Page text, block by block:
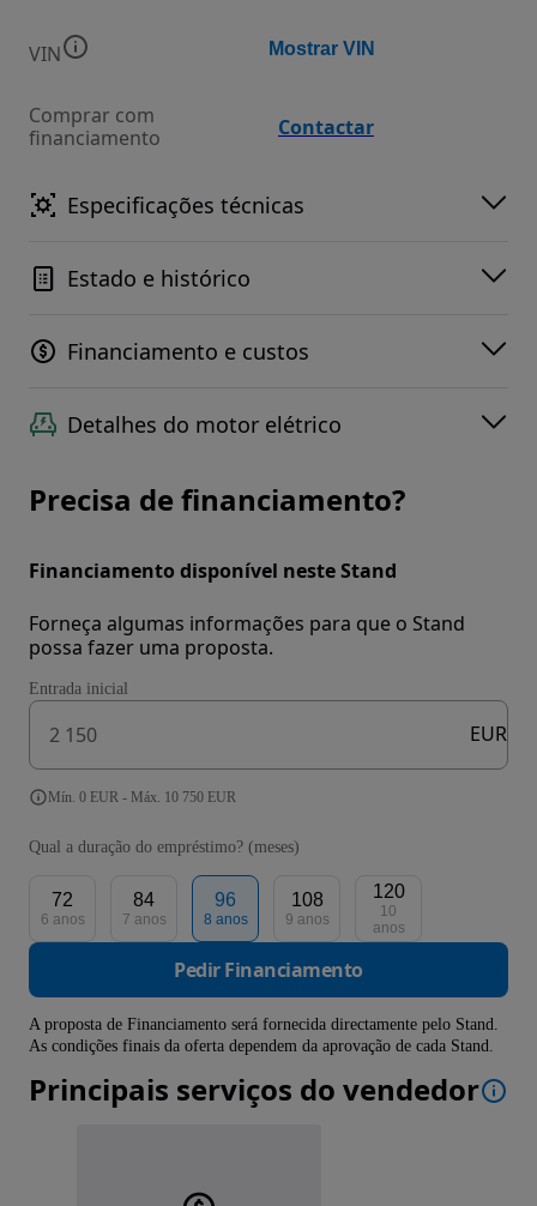
VIN Mostrar VIN
Comprar com
financiamento
Contactar
Especificações técnicas
Estado e histórico
Financiamento e custos
Detalhes do motor elétrico
Precisa de financiamento?
Financiamento disponível neste Stand
Forneça algumas informações para que o Stand
possa fazer uma proposta.
Entrada inicial
EUR
Mín. 0 EUR - Máx. 10 750 EUR
Qual a duração do empréstimo? (meses)
72
6 anos
84
7 anos
96
8 anos
108
9 anos
120
10
anos
Pedir Financiamento
A proposta de Financiamento será fornecida directamente pelo Stand.
As condições finais da oferta dependem da aprovação de cada Stand.
Principais serviços do vendedor